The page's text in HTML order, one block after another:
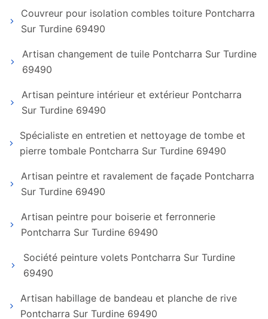
Couvreur pour isolation combles toiture Pontcharra
Sur Turdine 69490
Artisan changement de tuile Pontcharra Sur Turdine
69490
Artisan peinture intérieur et extérieur Pontcharra
Sur Turdine 69490
Spécialiste en entretien et nettoyage de tombe et
pierre tombale Pontcharra Sur Turdine 69490
Artisan peintre et ravalement de façade Pontcharra
Sur Turdine 69490
Artisan peintre pour boiserie et ferronnerie
Pontcharra Sur Turdine 69490
Société peinture volets Pontcharra Sur Turdine
69490
Artisan habillage de bandeau et planche de rive
Pontcharra Sur Turdine 69490